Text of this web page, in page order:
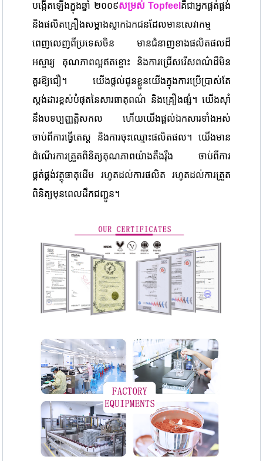
បង្កើតឡើងក្នុងឆ្នាំ ២០០៩សម្រស់ Topfeel គឺជាអ្នកផ្គត់ផ្គង់
និងផលិតគ្រឿងសម្អាងស្លាកឯកជនដែលមានសេវាកម្ម
ពេញលេញពីប្រទេសចិន មានជំនាញខាងផលិតផលដ៏
អស្ចារ្យ គុណភាពល្អឥតខ្ចោះ និងការជ្រើសរើសពណ៌ដ៏មិន
គួរឱ្យជឿ។ យើងផ្តល់ជូនខ្លួនយើងក្នុងការប្រើប្រាស់តែ
ស្តង់ដារខ្ពស់បំផុតនៃសារធាតុពណ៌ និងគ្រឿងផ្សំ។ យើងស៊ាំ
នឹងបទប្បញ្ញត្តិសកល ហើយយើងផ្តល់ឯកសារទាំងអស់
ចាប់ពីការធ្វើតេស្ត និងការចុះឈ្មោះផលិតផល។ យើងមាន
ដំណើរការត្រួតពិនិត្យគុណភាពយ៉ាងតឹងរ៉ឹង ចាប់ពីការ
ផ្គត់ផ្គង់វត្ថុធាតុដើម រហូតដល់ការផលិត រហូតដល់ការត្រួត
ពិនិត្យមុនពេលដឹកជញ្ជូន។